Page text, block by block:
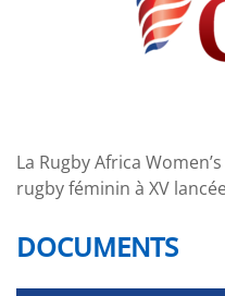
La Rugby Africa
rugby féminin à XV
DOCUMENTS